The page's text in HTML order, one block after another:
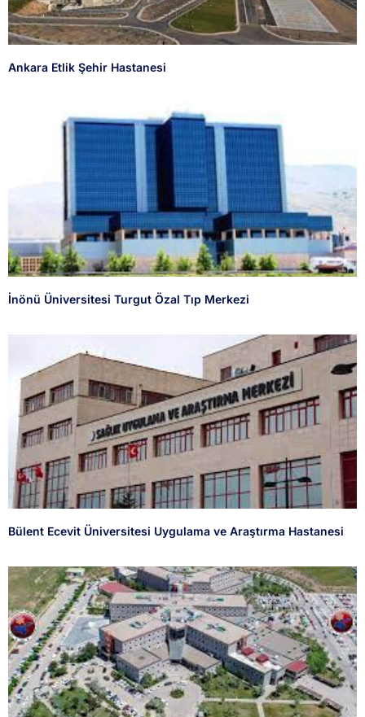
Ankara Etlik Şehir Hastanesi
İnönü Üniversitesi Turgut Özal Tıp Merkezi
Bülent Ecevit Üniversitesi Uygulama ve Araştırma Hastanesi